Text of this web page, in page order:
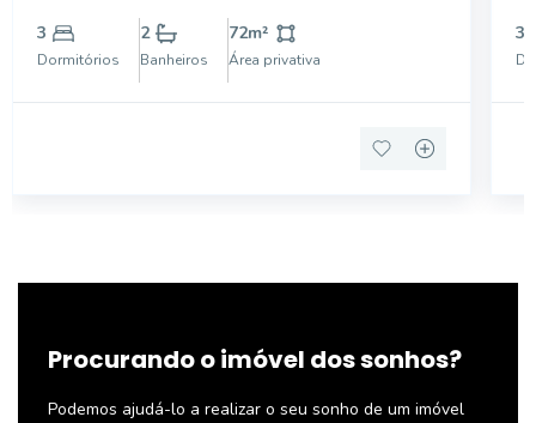
OPORTUNIDADE
3
Dormitórios
2
Banheiros
72m²
Área privativa
3
Procurando o imóvel dos sonhos?
Podemos ajudá-lo a realizar o seu sonho de um imóvel